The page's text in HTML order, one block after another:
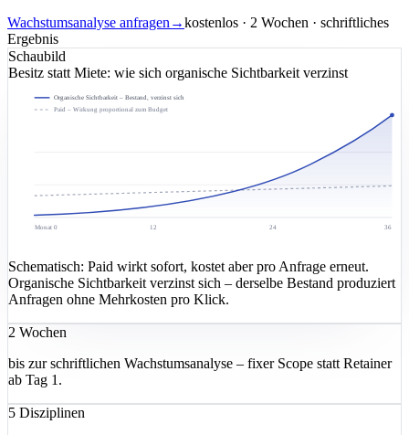
Wachstumsanalyse anfragen →kostenlos · 2 Wochen · schriftliches
Ergebnis
Schaubild
Besitz statt Miete: wie sich organische Sichtbarkeit verzinst
Organische Sichtbarkeit – Bestand, verzinst sich
Paid – Wirkung proportional zum Budget
Monat 0 12 24 36
Schematisch: Paid wirkt sofort, kostet aber pro Anfrage erneut.
Organische Sichtbarkeit verzinst sich – derselbe Bestand produziert
Anfragen ohne Mehrkosten pro Klick.
2 Wochen
bis zur schriftlichen Wachstumsanalyse – fixer Scope statt Retainer
ab Tag 1.
5 Disziplinen